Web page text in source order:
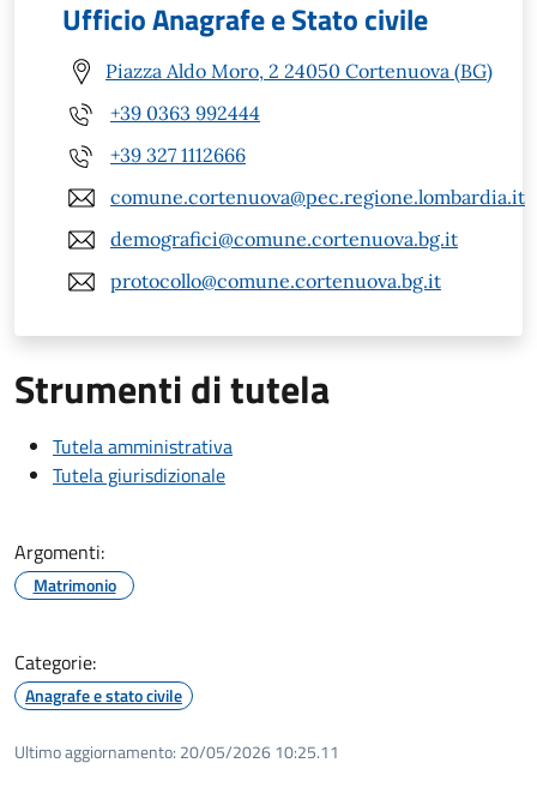
Ufficio Anagrafe e Stato civile
Piazza Aldo Moro, 2 24050 Cortenuova (BG)
+39 0363 992444
+39 327 1112666
comune.cortenuova@pec.regione.lombardia.it
demografici@comune.cortenuova.bg.it
protocollo@comune.cortenuova.bg.it
Strumenti di tutela
Tutela amministrativa
Tutela giurisdizionale
Argomenti:
Matrimonio
Categorie:
Anagrafe e stato civile
Ultimo aggiornamento: 20/05/2026 10:25.11